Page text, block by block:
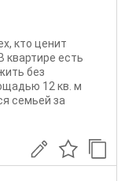
кто ценит
квартире есть
без
12 кв. м
семьей за